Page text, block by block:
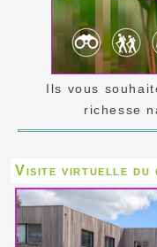
Ils vous
richesse
Visite virtuelle du